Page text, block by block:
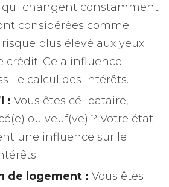
qui changent constamment
considérées comme
plus élevé aux yeux
crédit. Cela influence
le calcul des intérêts.
: Vous êtes célibataire,
ou veuf(ve) ? Votre état
une influence sur le
de logement : Vous êtes